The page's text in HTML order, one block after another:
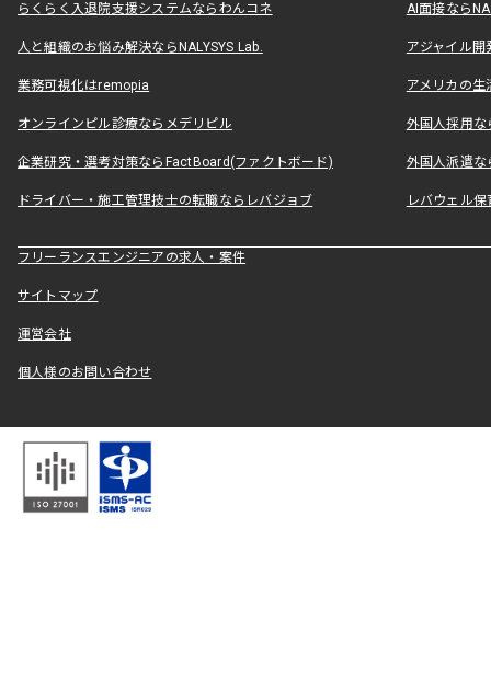
らくらく入退院支援システムならわんコネ AI面接なら
人と組織のお悩み解決ならNALYSYS Lab. アジャイル
業務可視化はremopia アメリカの
オンラインピル診療ならメデリピル 外国人採用
企業研究・選考対策ならFactBoard(ファクトボード) 外国人派遣な
ドライバー・施工管理技士の転職ならレバジョブ レバウェル
フリーランスエンジニアの求人・案件
サイトマップ
運営会社
個人様のお問い合わせ